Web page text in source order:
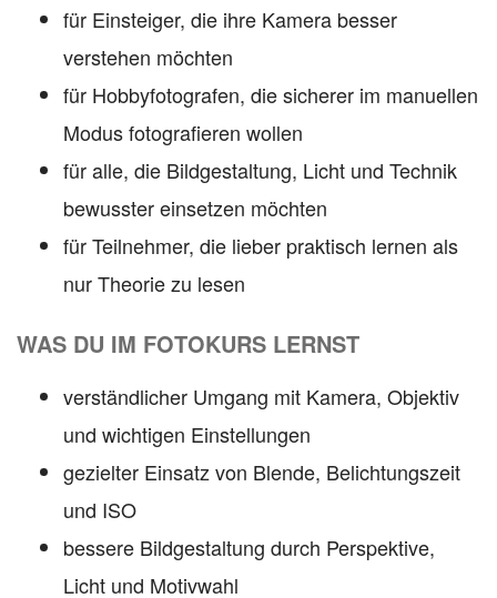
für Einsteiger, die ihre Kamera besser
verstehen möchten
für Hobbyfotografen, die sicherer im manuellen
Modus fotografieren wollen
für alle, die Bildgestaltung, Licht und Technik
bewusster einsetzen möchten
für Teilnehmer, die lieber praktisch lernen als
nur Theorie zu lesen
WAS DU IM FOTOKURS LERNST
verständlicher Umgang mit Kamera, Objektiv
und wichtigen Einstellungen
gezielter Einsatz von Blende, Belichtungszeit
und ISO
bessere Bildgestaltung durch Perspektive,
Licht und Motivwahl